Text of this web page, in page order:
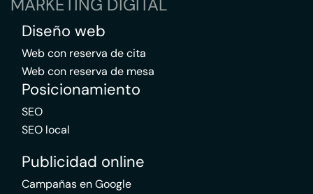
MARKETING DIGITAL
Diseño web
Web con reserva de cita
Web con reserva de mesa
Posicionamiento
SEO
SEO local
Publicidad online
Campañas en Google